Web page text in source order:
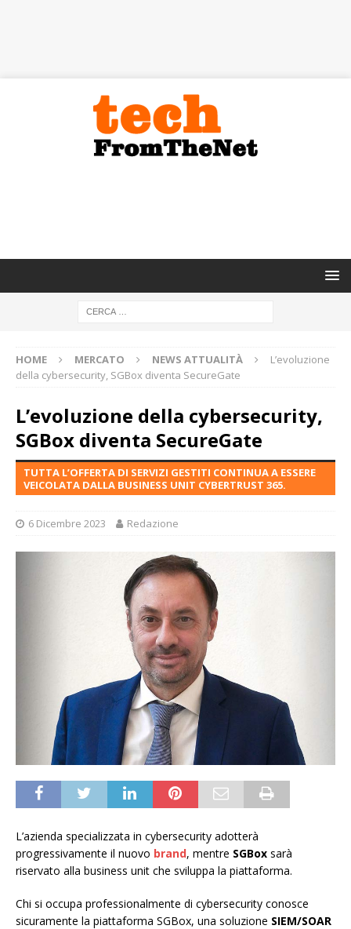
HOME MERCATO NEWS ATTUALITÀ
L’evoluzione
della cybersecurity, SGBox diventa SecureGate
L’evoluzione della cybersecurity,
SGBox diventa SecureGate
TUTTA L’OFFERTA DI SERVIZI GESTITI CONTINUA A ESSERE
VEICOLATA DALLA BUSINESS UNIT CYBERTRUST 365.
6 Dicembre 2023 Redazione
L’azienda specializzata in cybersecurity adotterà
progressivamente il nuovo brand, mentre SGBox sarà
riservato alla business unit che sviluppa la piattaforma.
Chi si occupa professionalmente di cybersecurity conosce
sicuramente la piattaforma SGBox, una soluzione SIEM/SOAR